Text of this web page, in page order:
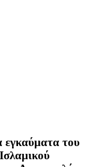
εγκαύματα του
Ισλαμικού